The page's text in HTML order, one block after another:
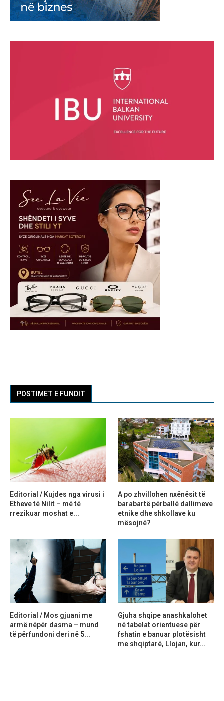
POSTIMET E FUNDIT
Editorial / Kujdes nga virusi i
Etheve të Nilit – më të
rrezikuar moshat e...
A po zhvillohen nxënësit të
barabartë përballë dallimeve
etnike dhe shkollave ku
mësojnë?
Editorial / Mos gjuani me
armë nëpër dasma – mund
të përfundoni deri në 5...
Gjuha shqipe anashkalohet
në tabelat orientuese për
fshatin e banuar plotësisht
me shqiptarë, Llojan, kur...